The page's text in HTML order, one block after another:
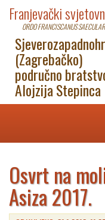
Franjevački
ORDO FRANCISCANUS
(Zagrebačko)
područno
Alojzija Stepinca
Osvrt na
Asiza 2017.